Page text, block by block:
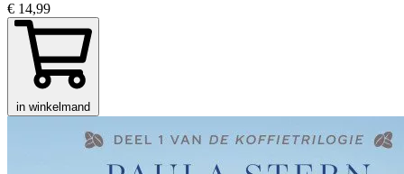
€ 14,99
in winkelmand